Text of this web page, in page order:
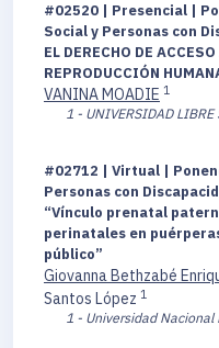
#02520 | Presencial |
Social y Personas con
EL DERECHO DE
REPRODUCCIÓN
VANINA MOADIE 1
1 - UNIVERSIDAD LIBRE
#02712 | Virtual |
Personas con
“Vínculo prenatal
perinatales en
público”
Giovanna Bethzabé
Santos López 1
1 - Universidad